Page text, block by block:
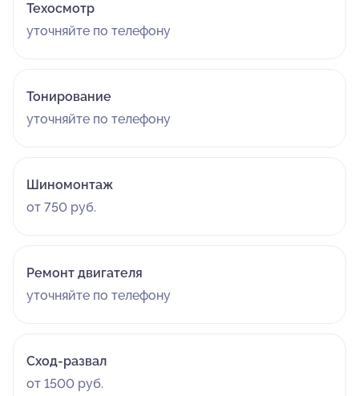
Техосмотр
уточняйте по телефону
Тонирование
уточняйте по телефону
Шиномонтаж
от 750 руб.
Ремонт двигателя
уточняйте по телефону
Сход-развал
от 1500 руб.